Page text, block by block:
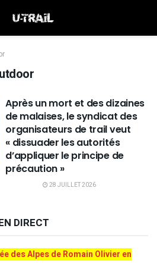
Après un mort et des dizaines
de malaises, le syndicat des
organisateurs de trail veut
« dissuader les autorités
d’appliquer le principe de
précaution »
28 JUILLET 2026
DIRECT
des Alpes de Romain Olivier en